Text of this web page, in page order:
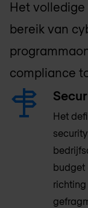
Het
bereik van
compliance
Het
budget